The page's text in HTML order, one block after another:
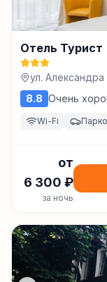
Отель Турист
ул.
8.8 Очень
Wi-Fi
от
6 300 ₽
за ночь